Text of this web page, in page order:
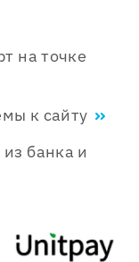
на точке
к сайту
банка и